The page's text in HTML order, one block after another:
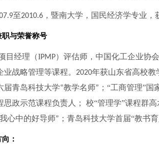
至2010.6 ，暨南大学，国民经济学专业，
职与荣誉称号
目经理（IPMP）评估师， 中国化工企业协
业战略管理等课程。 2020年获山东省高校教
届青岛科技大学“教学名师” ； “工商管理”国
思政示范课程负责人；
校“管理学”课程群
我心中的好导师” ；青岛科技大学首届“教书育
：